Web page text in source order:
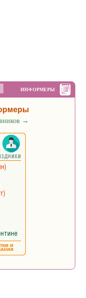
ИНФОРМЕРЫ
→